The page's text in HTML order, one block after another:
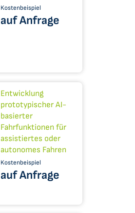
Kostenbeispiel
auf Anfrage
Entwicklung
prototypischer AI-
basierter
Fahrfunktionen für
assistiertes oder
autonomes Fahren
Kostenbeispiel
auf Anfrage